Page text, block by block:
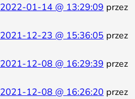
2022-01-14 @ 13:29:09 przez
2021-12-23 @ 15:36:05 przez
2021-12-08 @ 16:29:39 przez
2021-12-08 @ 16:26:20 przez